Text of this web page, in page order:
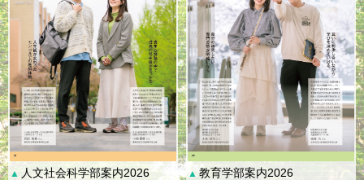
▲ 人文社会科学部案内2026 ▲ 教育学部案内2026